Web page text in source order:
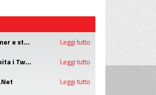
- Ascoltatrici, performer e star: le donne nel rap
Leggi tutto
- Lido di Camaiore ospita i Twenty One Pilots
Leggi tutto
Leggi tutto